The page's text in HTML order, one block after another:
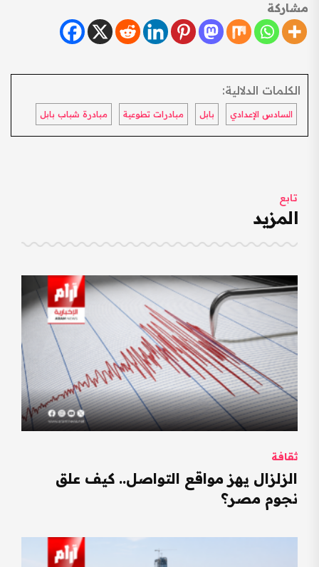
مشاركة
الكلمات الدلالية:
السادس الإعدادي بابل مبادرات تطوعية مبادرة شباب بابل
تابع
المزيد
ثقافة
الزلزال يهز مواقع التواصل.. كيف علق
نجوم مصر؟